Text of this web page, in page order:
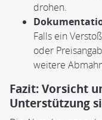
drohen.
Falls ein
oder
weitere
Fazit: Vorsicht
Unterstützung